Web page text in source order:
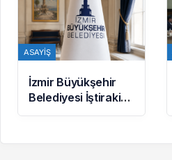
ASAYIŞ
İzmir Büyükşehir
Belediyesi İştirakine
Soruşturma: İkinci